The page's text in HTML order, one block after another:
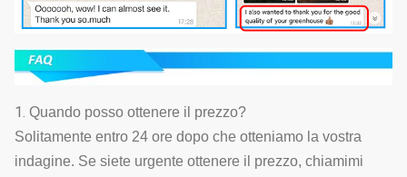
1. Quando posso ottenere il prezzo?
Solitamente entro 24 ore dopo che otteniamo la vostra
indagine. Se siete urgente ottenere il prezzo, chiamimi